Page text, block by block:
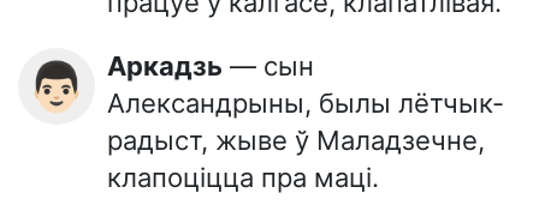
👨🏻 Аркадзь — сын
Александрыны, былы лётчык-
радыст, жыве ў Маладзечне,
клапоціцца пра маці.